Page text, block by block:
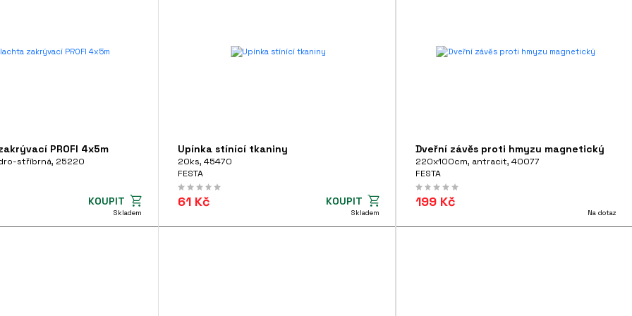
PROFI 4x5m
stříbrná, 25220
KOUPIT
Skladem
Upínka stínící tkaniny
20ks, 45470
FESTA
61 Kč KOUPIT
Skladem
Dveřní závěs proti hmyzu magnetický
220x100cm, antracit, 40077
FESTA
199 Kč
Na dotaz